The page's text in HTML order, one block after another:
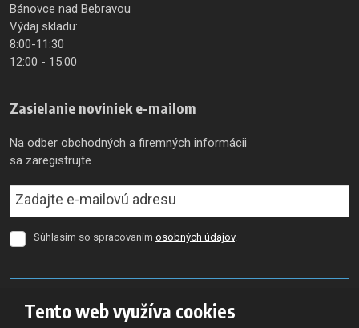
Bánovce nad Bebravou
Výdaj skladu:
8:00-11:30
12:00 - 15:00
Zasielanie noviniek e-mailom
Na odber obchodných a firemných informácii
sa zaregistrujte
Súhlasím
osobných
Súhlasím so spracovaním osobných údajov.
Tento web využíva cookies